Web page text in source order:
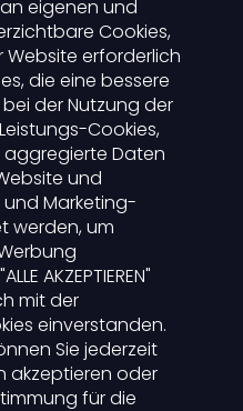
eigenen und
Cookies,
Website erforderlich
die eine bessere
der Nutzung der
Cookies,
aggregierte Daten
und
und Marketing-
werden, um
AKZEPTIEREN"
mit der
einverstanden.
Sie jederzeit
akzeptieren oder
für die